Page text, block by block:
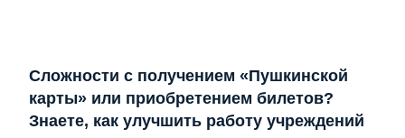
Сложности с получением «Пушкинской
карты» или приобретением билетов?
Знаете, как улучшить работу учреждений